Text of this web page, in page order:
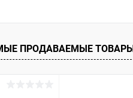
ПРОДАВАЕМЫЕ ТОВАРЫ